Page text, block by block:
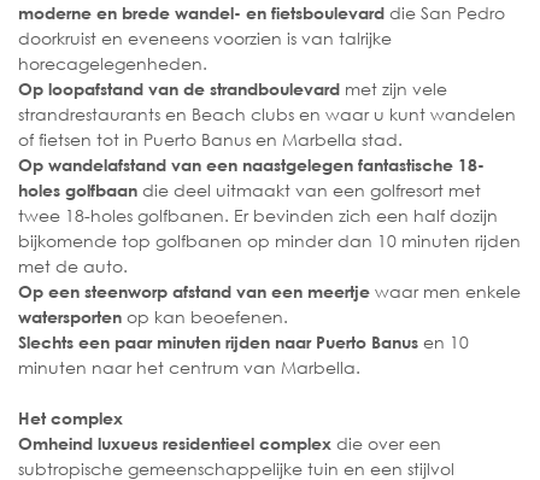
moderne en brede wandel- en fietsboulevard die San Pedro
doorkruist en eveneens voorzien is van talrijke
horecagelegenheden.
Op loopafstand van de strandboulevard met zijn vele
strandrestaurants en Beach clubs en waar u kunt wandelen
of fietsen tot in Puerto Banus en Marbella stad.
Op wandelafstand van een naastgelegen fantastische 18-
holes golfbaan die deel uitmaakt van een golfresort met
twee 18-holes golfbanen. Er bevinden zich een half dozijn
bijkomende top golfbanen op minder dan 10 minuten rijden
met de auto.
Op een steenworp afstand van een meertje waar men enkele
watersporten op kan beoefenen.
Slechts een paar minuten rijden naar Puerto Banus en 10
minuten naar het centrum van Marbella.
Het complex
Omheind luxueus residentieel complex die over een
subtropische gemeenschappelijke tuin en een stijlvol